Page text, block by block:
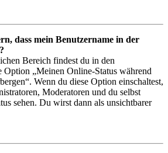
dass mein Benutzername in der
Bereich findest du in den
Option „Meinen Online-Status während
Wenn du diese Option einschaltest,
Moderatoren und du selbst
sehen. Du wirst dann als unsichtbarer